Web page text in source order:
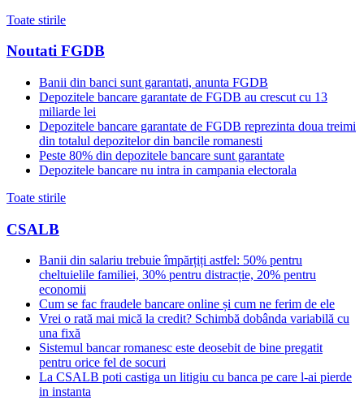
Toate stirile
Noutati FGDB
Banii din banci sunt garantati, anunta FGDB
Depozitele bancare garantate de FGDB au crescut cu 13
miliarde lei
Depozitele bancare garantate de FGDB reprezinta doua treimi
din totalul depozitelor din bancile romanesti
Peste 80% din depozitele bancare sunt garantate
Depozitele bancare nu intra in campania electorala
Toate stirile
CSALB
Banii din salariu trebuie împărțiți astfel: 50% pentru
cheltuielile familiei, 30% pentru distracție, 20% pentru
economii
Cum se fac fraudele bancare online și cum ne ferim de ele
Vrei o rată mai mică la credit? Schimbă dobânda variabilă cu
una fixă
Sistemul bancar romanesc este deosebit de bine pregatit
pentru orice fel de socuri
La CSALB poti castiga un litigiu cu banca pe care l-ai pierde
in instanta